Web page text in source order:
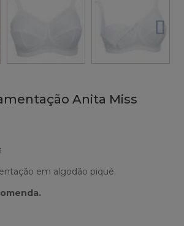
Anita Miss
em algodão piqué.